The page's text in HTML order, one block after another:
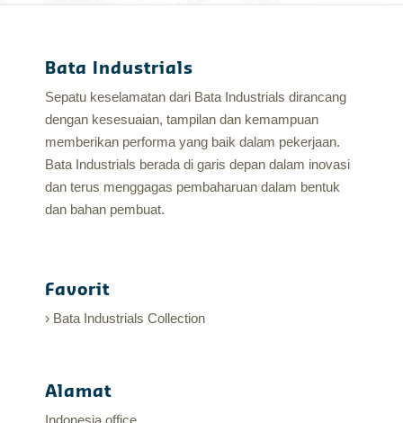
Bata Industrials
Sepatu keselamatan dari Bata Industrials dirancang
dengan kesesuaian, tampilan dan kemampuan
memberikan performa yang baik dalam pekerjaan.
Bata Industrials berada di garis depan dalam inovasi
dan terus menggagas pembaharuan dalam bentuk
dan bahan pembuat.
Favorit
Bata Industrials Collection
Alamat